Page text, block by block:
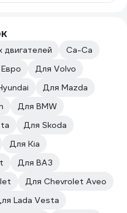
двигателей
Ca-Ca
Евро
Для Volvo
Для Mazda
Для BMW
Для Skoda
Для Kia
Для ВАЗ
Для Chevrolet Aveo
Lada Vesta